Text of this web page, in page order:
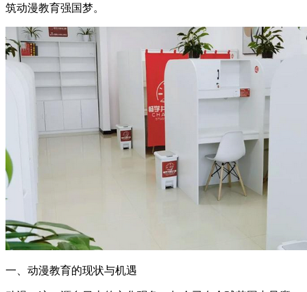
筑动漫教育强国梦。
一、动漫教育的现状与机遇